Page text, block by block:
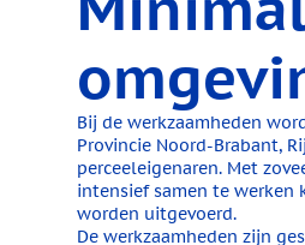
Bij de werkzaamheden
Provincie Noord-Brabant,
perceeleigenaren. Met
intensief samen te werken
worden uitgevoerd.
De werkzaamheden zijn